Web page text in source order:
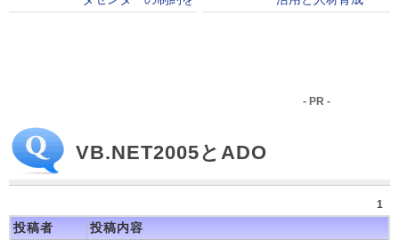
- PR -
VB.NET2005とADO
1
投稿者 投稿内容